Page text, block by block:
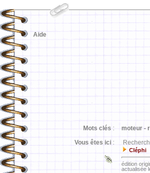
Aide
Mots clés : moteur -
Vous êtes ici :
Cléphi
édition
actualisée